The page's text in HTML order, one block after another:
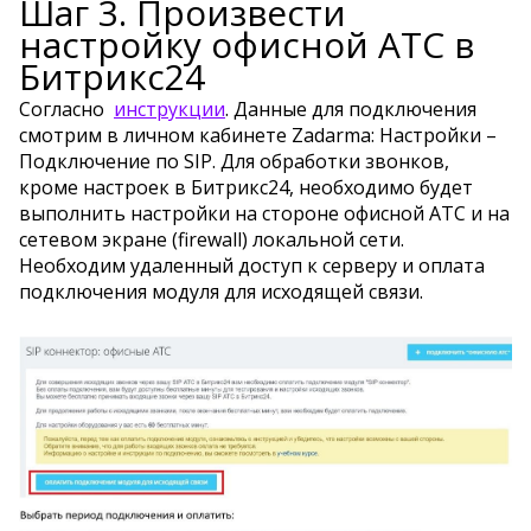
Шаг 3. Произвести
настройку офисной АТС в
Битрикс24
Согласно инструкции. Данные для подключения
смотрим в личном кабинете Zadarma: Настройки –
Подключение по SIP. Для обработки звонков,
кроме настроек в Битрикс24, необходимо будет
выполнить настройки на стороне офисной АТС и на
сетевом экране (firewall) локальной сети.
Необходим удаленный доступ к серверу и оплата
подключения модуля для исходящей связи.